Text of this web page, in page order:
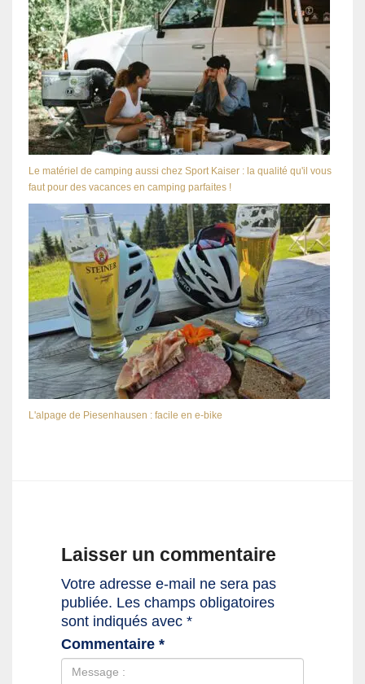
Le matériel de camping aussi chez Sport Kaiser : la qualité qu'il vous
faut pour des vacances en camping parfaites !
L'alpage de Piesenhausen : facile en e-bike
Laisser un commentaire
Votre adresse e-mail ne sera pas
publiée. Les champs obligatoires
sont indiqués avec *
Commentaire *